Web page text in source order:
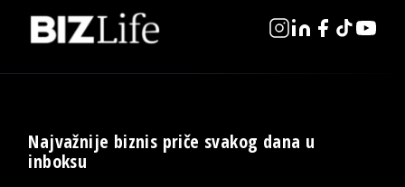
Najvažnije biznis priče svakog dana u
inboksu